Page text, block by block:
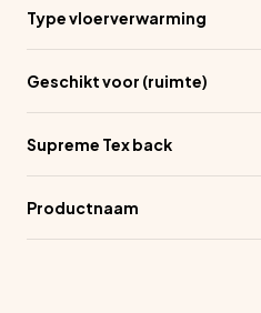
Type vloerverwarming
Geschikt voor (ruimte)
Supreme Tex back
Productnaam